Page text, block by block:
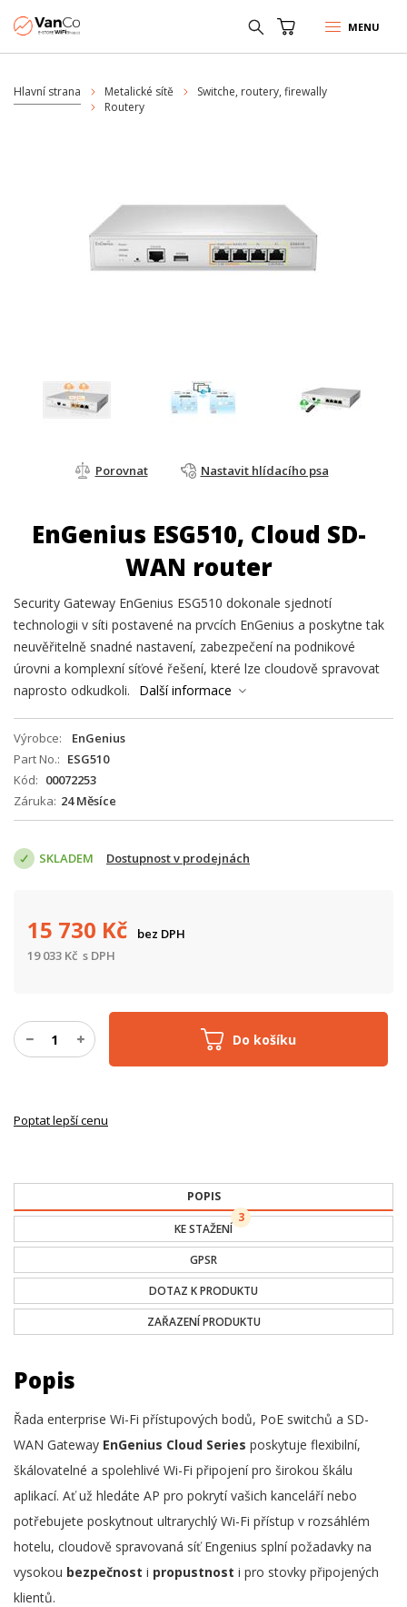
MENU
Hlavní strana Metalické sítě
Switche, routery, firewally
Routery
Porovnat Nastavit hlídacího psa
EnGenius ESG510, Cloud SD-
WAN router
Security Gateway EnGenius ESG510 dokonale sjednotí
technologii v síti postavené na prvcích EnGenius a poskytne tak
neuvěřitelně snadné nastavení, zabezpečení na podnikové
úrovni a komplexní síťové řešení, které lze cloudově spravovat
naprosto odkudkoli.
Další informace
Výrobce
EnGenius
Part No.
ESG510
Kód
00072253
Záruka 24 Měsíce
SKLADEM Dostupnost v prodejnách
Do košíku
15 730 Kč
bez DPH
19 033 Kč s DPH
Poptat lepší cenu
POPIS
KE STAŽENÍ
3
GPSR
DOTAZ K PRODUKTU
ZAŘAZENÍ PRODUKTU
Popis
Řada enterprise Wi-Fi přístupových bodů, PoE switchů a SD-
WAN Gateway EnGenius Cloud Series poskytuje flexibilní,
škálovatelné a spolehlivé Wi-Fi připojení pro širokou škálu
aplikací. Ať už hledáte AP pro pokrytí vašich kanceláří nebo
potřebujete poskytnout ultrarychlý Wi-Fi přístup v rozsáhlém
hotelu, cloudově spravovaná síť Engenius splní požadavky na
vysokou bezpečnost i propustnost i pro stovky připojených
klientů.